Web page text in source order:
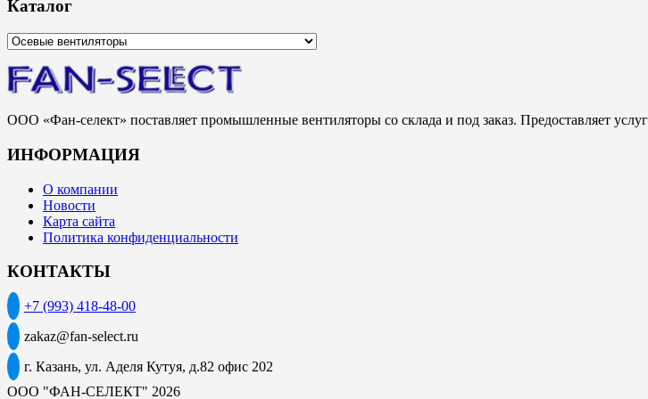
Каталог
ООО «Фан-селект» поставляет промышленные вентиляторы со склада и под заказ. Предоставляет
ИНФОРМАЦИЯ
О компании
Новости
Карта сайта
Политика конфиденциальности
КОНТАКТЫ
+7 (993) 418-48-00
zakaz@fan-select.ru
г. Казань, ул. Аделя Кутуя, д.82 офис 202
ООО "ФАН-СЕЛЕКТ" 2026